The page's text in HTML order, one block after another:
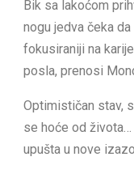
Bik sa lakoćom
nogu jedva čeka
fokusiraniji na
posla, prenosi
Optimističan stav,
se hoće od
upušta u nove